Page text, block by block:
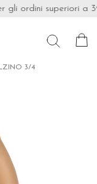
ordini superiori a
3/4